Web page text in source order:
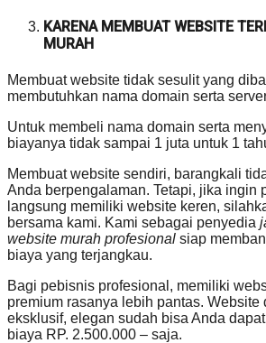
KARENA MEMBUAT WEBSITE
MURAH
Membuat website tidak sesulit yang
membutuhkan nama domain serta
Untuk membeli nama domain serta
biayanya tidak sampai 1 juta untuk 1
Membuat website sendiri, barangkali
Anda berpengalaman. Tetapi, jika ingin
langsung memiliki website keren,
bersama kami. Kami sebagai penyedia
website murah profesional siap
biaya yang terjangkau.
Bagi pebisnis profesional, memiliki
premium rasanya lebih pantas. Website
eksklusif, elegan sudah bisa Anda
biaya RP. 2.500.000 – saja.